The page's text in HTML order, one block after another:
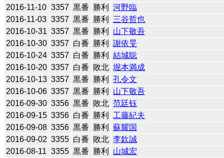
2016-11-10 3357 黒番 勝利
河野臨
2016-11-03 3357 黒番 勝利
三谷哲也
2016-10-31 3357 黒番 勝利
山下敬吾
2016-10-30 3357 白番 勝利
謝依旻
2016-10-24 3357 白番 勝利
結城聡
2016-10-20 3357 白番 敗北 堀本満成
2016-10-13 3357 黒番 勝利
孔令文
2016-10-06 3357 黒番 勝利
山下敬吾
2016-09-30 3356 黒番 敗北 范廷钰
2016-09-15 3356 白番 勝利
工藤紀夫
2016-09-08 3356 黒番 勝利
蘇耀国
2016-09-02 3355 白番 敗北 李欽誠
2016-08-11 3355 黒番 勝利
山城宏